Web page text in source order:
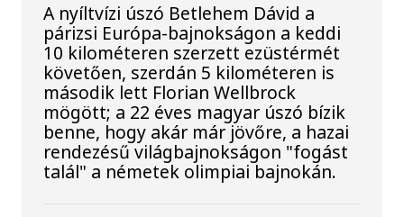
A nyíltvízi úszó Betlehem Dávid a
párizsi Európa-bajnokságon a keddi
10 kilométeren szerzett ezüstérmét
követően, szerdán 5 kilométeren is
második lett Florian Wellbrock
mögött; a 22 éves magyar úszó bízik
benne, hogy akár már jövőre, a hazai
rendezésű világbajnokságon "fogást
talál" a németek olimpiai bajnokán.